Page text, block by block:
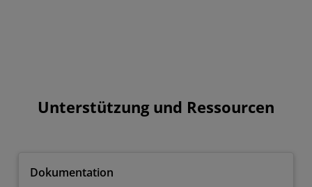
Unterstützung und Ressourcen
Dokumentation